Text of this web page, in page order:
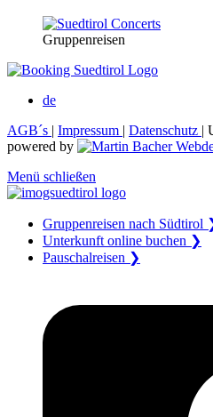
Gruppenreisen
de
AGB´s | Impressum | Datenschutz |
powered by
Menü schließen
Gruppenreisen nach Südtirol
Unterkunft online buchen ❯
Pauschalreisen ❯